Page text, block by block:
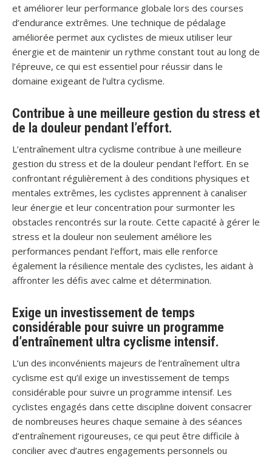
et améliorer leur performance globale lors des courses
d’endurance extrêmes. Une technique de pédalage
améliorée permet aux cyclistes de mieux utiliser leur
énergie et de maintenir un rythme constant tout au long de
l’épreuve, ce qui est essentiel pour réussir dans le
domaine exigeant de l’ultra cyclisme.
Contribue à une meilleure gestion du stress et
de la douleur pendant l’effort.
L’entraînement ultra cyclisme contribue à une meilleure
gestion du stress et de la douleur pendant l’effort. En se
confrontant régulièrement à des conditions physiques et
mentales extrêmes, les cyclistes apprennent à canaliser
leur énergie et leur concentration pour surmonter les
obstacles rencontrés sur la route. Cette capacité à gérer le
stress et la douleur non seulement améliore les
performances pendant l’effort, mais elle renforce
également la résilience mentale des cyclistes, les aidant à
affronter les défis avec calme et détermination.
Exige un investissement de temps
considérable pour suivre un programme
d’entraînement ultra cyclisme intensif.
L’un des inconvénients majeurs de l’entraînement ultra
cyclisme est qu’il exige un investissement de temps
considérable pour suivre un programme intensif. Les
cyclistes engagés dans cette discipline doivent consacrer
de nombreuses heures chaque semaine à des séances
d’entraînement rigoureuses, ce qui peut être difficile à
concilier avec d’autres engagements personnels ou